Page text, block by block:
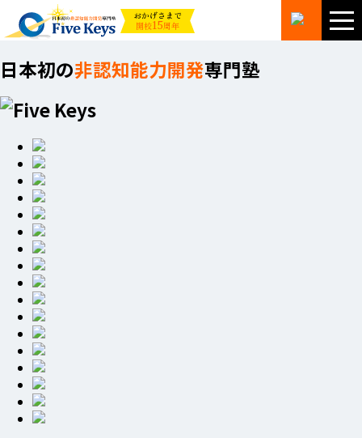
おかげさまで
開校15周年
日本初の非認知能力開発専門塾